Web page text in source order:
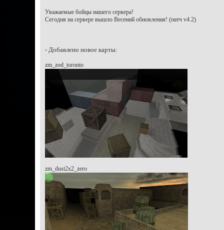
Уважаемые бойцы нашего сервера!
Сегодня на сервере вышло Весений обновления! (патч v4.2)
- Добавлено новое карты:
zm_zod_toronto
zm_dust2x2_zero